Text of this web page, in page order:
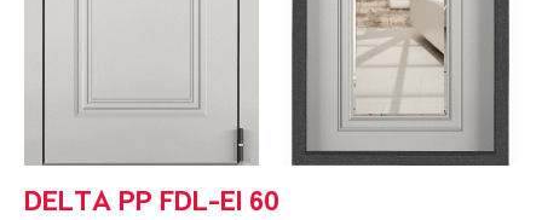
DELTA PP FDL-EI 60